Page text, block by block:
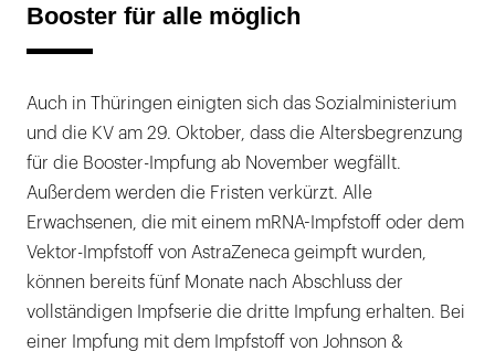
Booster für alle möglich
Auch in Thüringen einigten sich das Sozialministerium
und die KV am 29. Oktober, dass die Altersbegrenzung
für die Booster-Impfung ab November wegfällt.
Außerdem werden die Fristen verkürzt. Alle
Erwachsenen, die mit einem mRNA-Impfstoff oder dem
Vektor-Impfstoff von AstraZeneca geimpft wurden,
können bereits fünf Monate nach Abschluss der
vollständigen Impfserie die dritte Impfung erhalten. Bei
einer Impfung mit dem Impfstoff von Johnson &